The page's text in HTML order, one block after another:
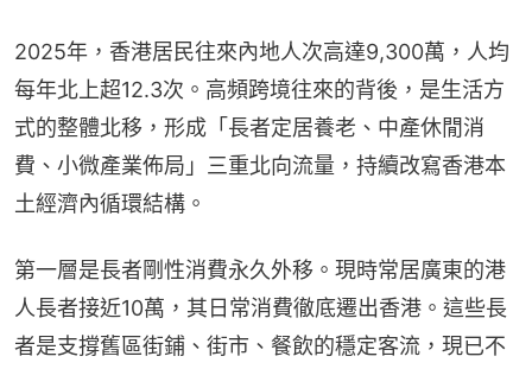
2025年，香港居民往來內地人次高達9,300萬，人均
每年北上超12.3次。高頻跨境往來的背後，是生活方
式的整體北移，形成「長者定居養老、中產休閒消
費、小微產業佈局」三重北向流量，持續改寫香港本
土經濟內循環結構。
第一層是長者剛性消費永久外移。現時常居廣東的港
人長者接近10萬，其日常消費徹底遷出香港。這些長
者是支撐舊區街鋪、街市、餐飲的穩定客流，現已不